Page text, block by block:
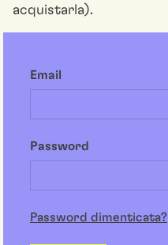
acquistarla).
Email
Password
Password dimenticata?